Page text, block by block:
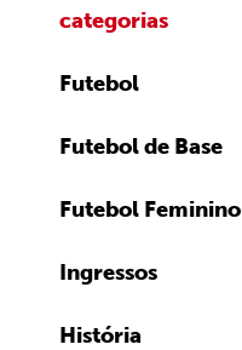
categorias
Futebol
Futebol de Base
Futebol Feminino
Ingressos
História